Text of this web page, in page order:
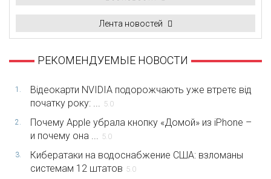
Лента новостей
РЕКОМЕНДУЕМЫЕ НОВОСТИ
1.
Відеокарти NVIDIA подорожчають уже втретє від
початку року: ...
5.0
2.
Почему Apple убрала кнопку «Домой» из iPhone –
и почему она ...
5.0
3.
Кибератаки на водоснабжение США: взломаны
системам 12 штатов 5.0